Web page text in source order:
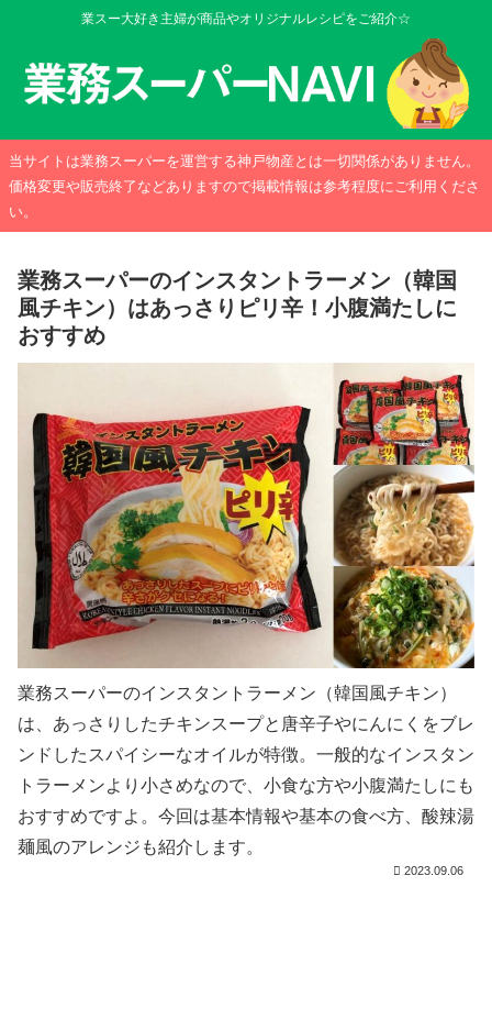
業スー大好き主婦が商品やオリジナルレシピをご紹介☆
当サイトは業務スーパーを運営する神戸物産とは一切関係がありません。
価格変更や販売終了などありますので掲載情報は参考程度にご利用くださ
い。
業務スーパーのインスタントラーメン（韓国
風チキン）はあっさりピリ辛！小腹満たしに
おすすめ
業務スーパーのインスタントラーメン（韓国風チキン）
は、あっさりしたチキンスープと唐辛子やにんにくをブレ
ンドしたスパイシーなオイルが特徴。一般的なインスタン
トラーメンより小さめなので、小食な方や小腹満たしにも
おすすめですよ。今回は基本情報や基本の食べ方、酸辣湯
麺風のアレンジも紹介します。
2023.09.06